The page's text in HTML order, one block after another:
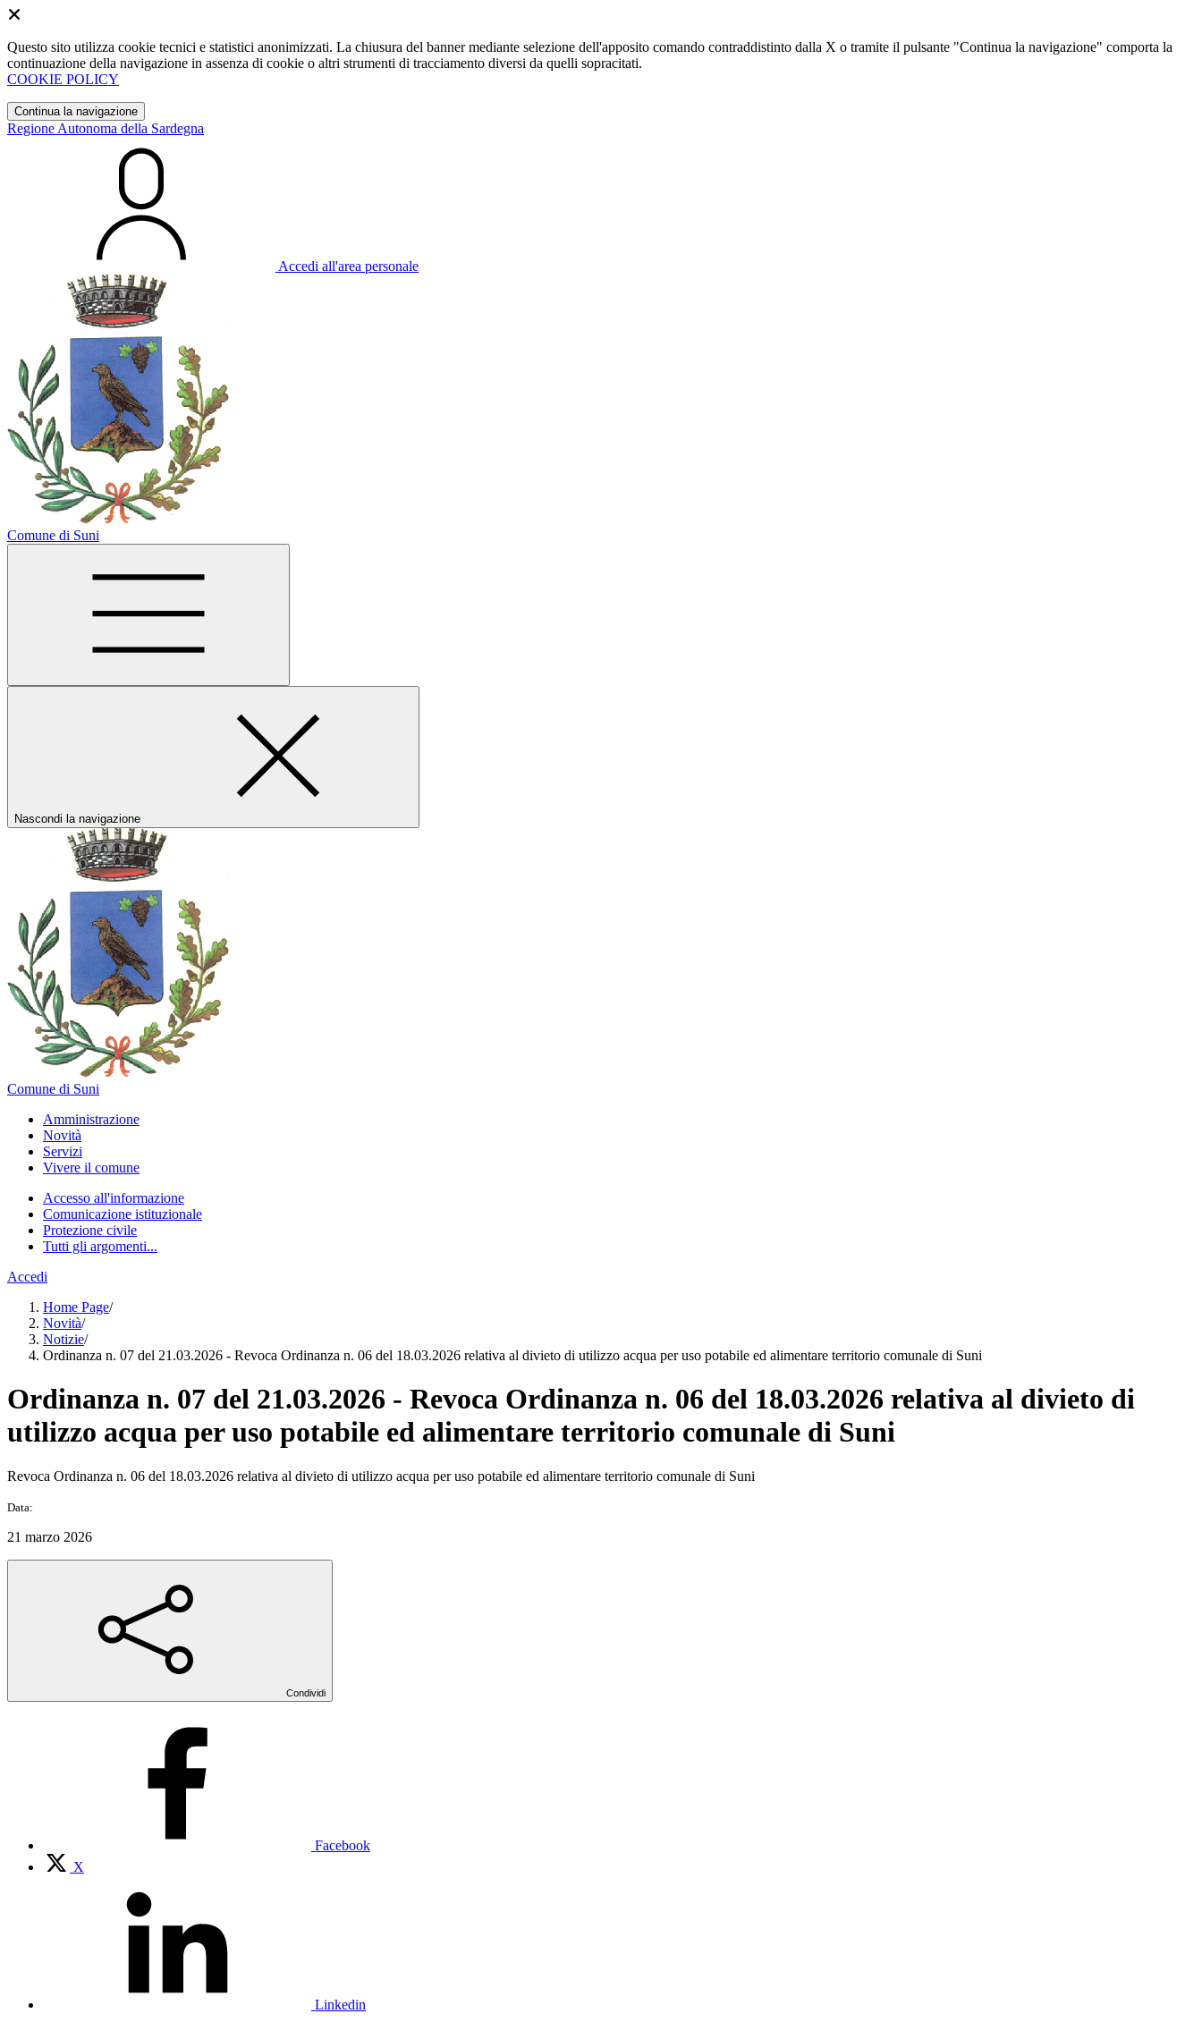
Questo sito utilizza cookie tecnici e statistici anonimizzati. La chiusura del banner mediante selezione dell'apposito comando contraddistinto dalla X o tramite il pulsante "Continua la navigazione" comporta la
continuazione della navigazione in assenza di cookie o altri strumenti di tracciamento diversi da quelli sopracitati.
COOKIE POLICY
Continua la navigazione
Regione Autonoma della Sardegna
Accedi all'area personale
Comune di Suni
Nascondi la navigazione
Comune di Suni
Amministrazione
Novità
Servizi
Vivere il comune
Accesso all'informazione
Comunicazione istituzionale
Protezione civile
Tutti gli argomenti...
Accedi
Home Page/
Novità/
Notizie/
Ordinanza n. 07 del 21.03.2026 - Revoca Ordinanza n. 06 del 18.03.2026 relativa al divieto di utilizzo acqua per uso potabile ed alimentare territorio comunale di Suni
Ordinanza n. 07 del 21.03.2026 - Revoca Ordinanza n. 06 del 18.03.2026 relativa al divieto di
utilizzo acqua per uso potabile ed alimentare territorio comunale di Suni
Revoca Ordinanza n. 06 del 18.03.2026 relativa al divieto di utilizzo acqua per uso potabile ed alimentare territorio comunale di Suni
Data:
21 marzo 2026
Condividi
Facebook
X
Linkedin